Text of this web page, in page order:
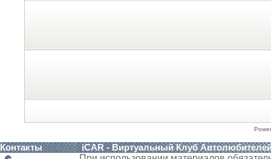
Контакты iCAR - Виртуальный Клуб